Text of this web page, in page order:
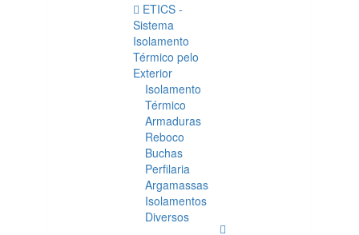
ETICS -
Sistema
Isolamento
Térmico pelo
Exterior
Isolamento
Térmico
Armaduras
Reboco
Buchas
Perfilaria
Argamassas
Isolamentos
Diversos